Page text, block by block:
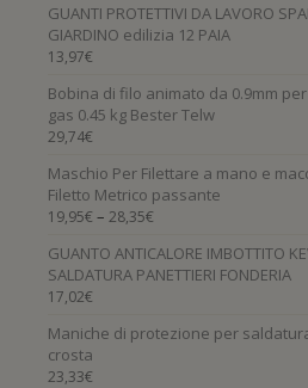
GUANTI PROTETTIVI DA LAVORO
GIARDINO edilizia 12 PAIA
13,97€
Bobina di filo animato da 0.9mm
gas 0.45 kg Bester Telw
29,74€
Maschio Per Filettare a mano e
Filetto Metrico passante
19,95€ – 28,35€
GUANTO ANTICALORE IMBOTTITO
SALDATURA PANETTIERI FONDERIA
17,02€
Maniche di protezione per
crosta
23,33€